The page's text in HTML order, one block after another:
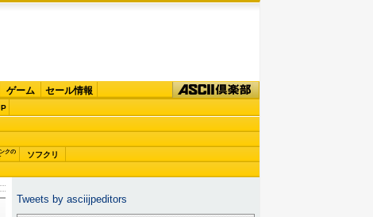
ゲーム セール情報
クの
ソフクリ
Tweets by asciijpeditors